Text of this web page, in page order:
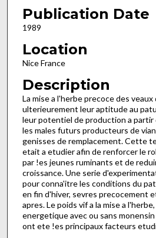
Publication Date
1989
Location
Nice France
Description
La mise a l'herbe precoce des
ulterieure­ment leur aptitude au
leur potentiel de production a
les males futurs producteurs de
genisses de remplacement. Cette
etait a etudier afin de renforcer le
par !es jeunes ruminants et de
croissance. Une serie
pour conna'itre les conditions du
en fin d'hiver, sevres precocement
apres. Le poids vif a la mise a
energetique avec ou sans
ont ete !es principaux facteurs